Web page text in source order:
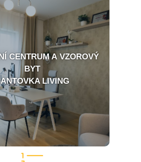
CENTRUM A VZOROVÝ
BYT
LIVING